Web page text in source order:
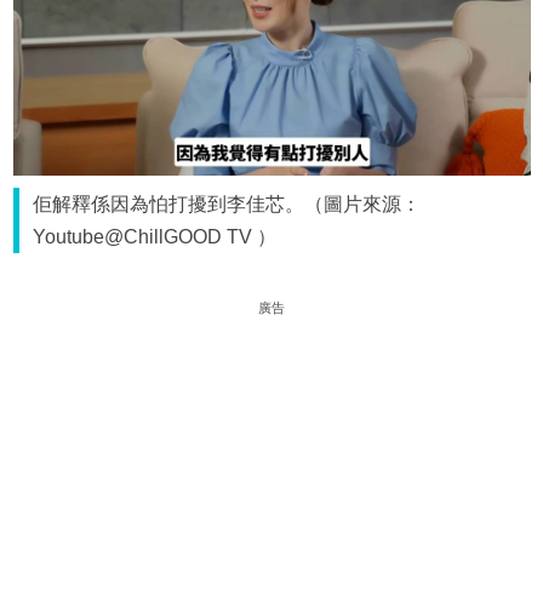
佢解釋係因為怕打擾到李佳芯。（圖片來源：
Youtube@ChillGOOD TV ）
廣告